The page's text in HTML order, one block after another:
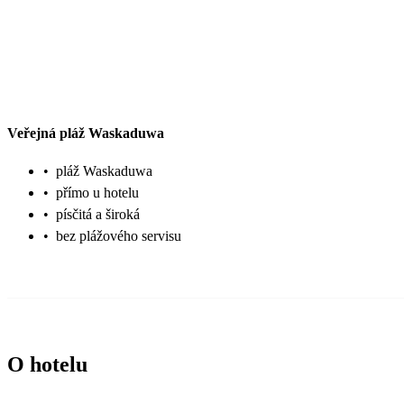
Veřejná pláž Waskaduwa
• pláž Waskaduwa
• přímo u hotelu
• písčitá a široká
• bez plážového servisu
O hotelu